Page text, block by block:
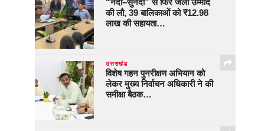
“नंदा–सुनंदा” से फिर जली उम्मीद
की लौ, 39 बालिकाओं को ₹12.98
लाख की सहायता…
उत्तराखंड
विशेष गहन पुनरीक्षण अभियान को
लेकर मुख्य निर्वाचन अधिकारी ने की
समीक्षा बैठक…